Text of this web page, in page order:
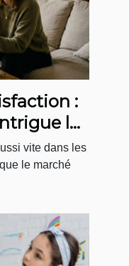
:
le
vite dans les
le marché